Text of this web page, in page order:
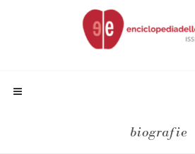
biografie